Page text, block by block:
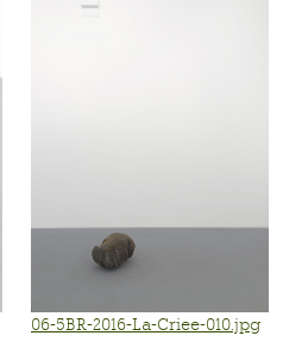
06-5BR-2016-La-Criee-010.jpg